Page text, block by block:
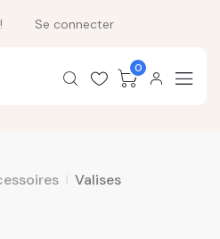
Se connecter
0
Valises